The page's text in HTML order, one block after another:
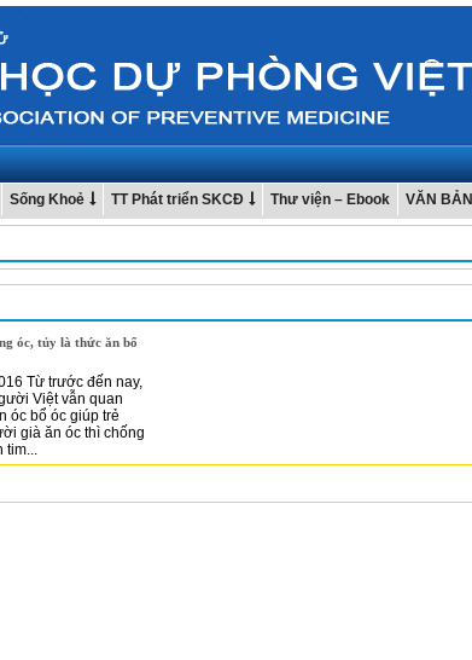
Sống Khoẻ TT Phát triển SKCĐ Thư viện – Ebook VĂN BẢN
óc, tủy là thức ăn bổ
Từ trước đến nay,
Việt vẫn quan
óc bổ óc giúp trẻ
già ăn óc thì chống
tim...